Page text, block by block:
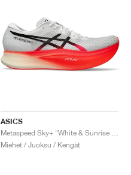
ASICS
Miehet / Juoksu / Kengät